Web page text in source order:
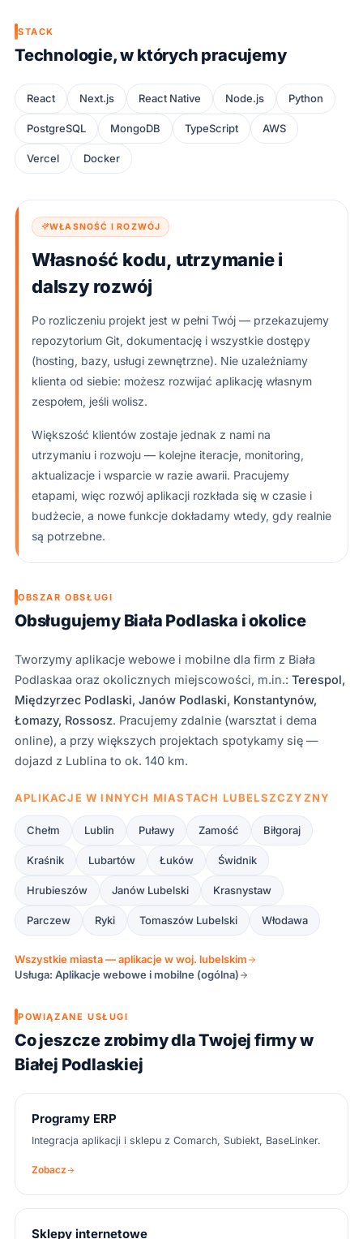
STACK
Technologie, w których pracujemy
React Next.js React Native Node.js Python
PostgreSQL MongoDB TypeScript AWS
Vercel Docker
WŁASNOŚĆ I ROZWÓJ
Własność kodu, utrzymanie i
dalszy rozwój
Po rozliczeniu projekt jest w pełni Twój — przekazujemy
repozytorium Git, dokumentację i wszystkie dostępy
(hosting, bazy, usługi zewnętrzne). Nie uzależniamy
klienta od siebie: możesz rozwijać aplikację własnym
zespołem, jeśli wolisz.
Większość klientów zostaje jednak z nami na
utrzymaniu i rozwoju — kolejne iteracje, monitoring,
aktualizacje i wsparcie w razie awarii. Pracujemy
etapami, więc rozwój aplikacji rozkłada się w czasie i
budżecie, a nowe funkcje dokładamy wtedy, gdy realnie
są potrzebne.
OBSZAR OBSŁUGI
Obsługujemy Biała Podlaska i okolice
Tworzymy aplikacje webowe i mobilne dla firm z Biała
Podlaskaa oraz okolicznych miejscowości, m.in.: Terespol,
Międzyrzec Podlaski, Janów Podlaski, Konstantynów,
Łomazy, Rossosz. Pracujemy zdalnie (warsztat i dema
online), a przy większych projektach spotykamy się —
dojazd z Lublina to ok. 140 km.
APLIKACJE W INNYCH MIASTACH LUBELSZCZYZNY
Chełm Lublin Puławy Zamość Biłgoraj
Kraśnik Lubartów Łuków Świdnik
Hrubieszów Janów Lubelski Krasnystaw
Parczew Ryki Tomaszów Lubelski Włodawa
Wszystkie miasta — aplikacje w woj. lubelskim
Usługa: Aplikacje webowe i mobilne (ogólna)
POWIĄZANE USŁUGI
Co jeszcze zrobimy dla Twojej firmy w
Białej Podlaskiej
Programy ERP
Integracja aplikacji i sklepu z Comarch, Subiekt, BaseLinker.
Zobacz
Sklepy internetowe